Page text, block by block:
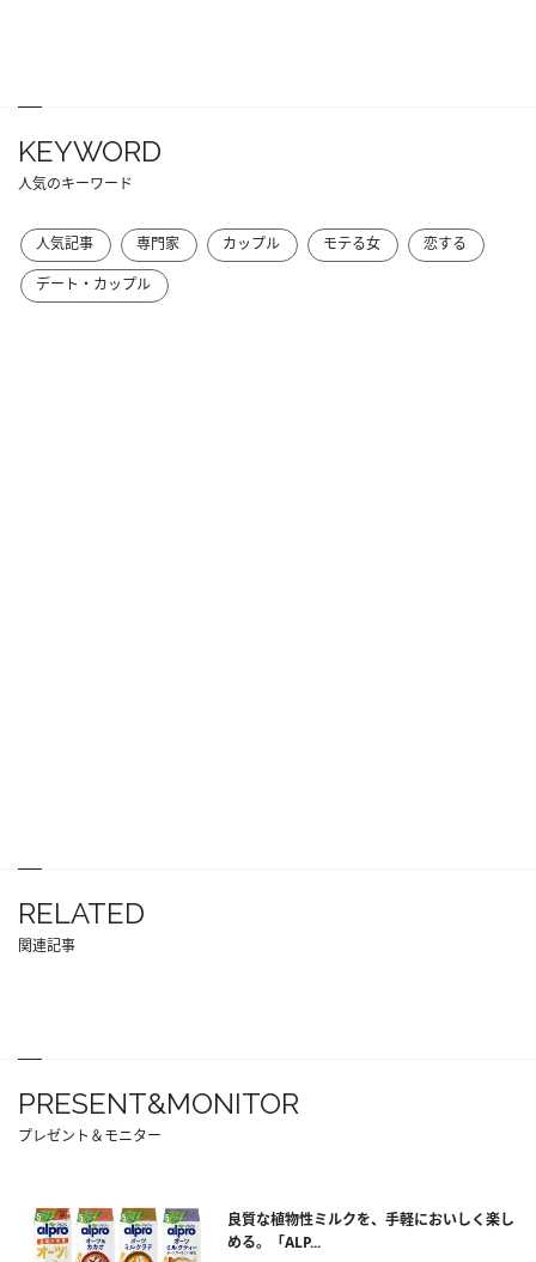
KEYWORD
人気のキーワード
人気記事 専門家 カップル モテる女
恋する
デート・カップル
RELATED
関連記事
PRESENT&MONITOR
プレゼント＆モニター
良質な植物性ミルクを、手軽においしく楽し
める。「ALP...